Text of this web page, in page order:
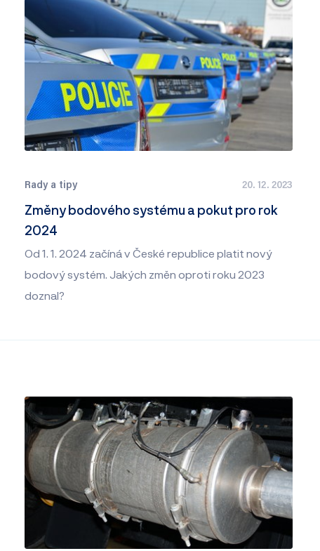
Rady a tipy 20. 12. 2023
Změny bodového systému a pokut pro rok
2024
Od 1. 1. 2024 začíná v České republice platit nový
bodový systém. Jakých změn oproti roku 2023
doznal?